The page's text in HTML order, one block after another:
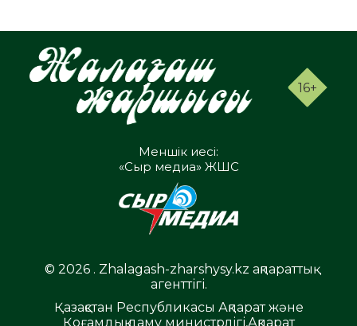
16+
Меншік иесі:
«Сыр медиа» ЖШС
© 2026 . Zhalagash-zharshysy.kz ақпараттық
агенттігі.
Қазақстан Республикасы Ақпарат және
Қоғамдық даму министрлігі,Ақпарат